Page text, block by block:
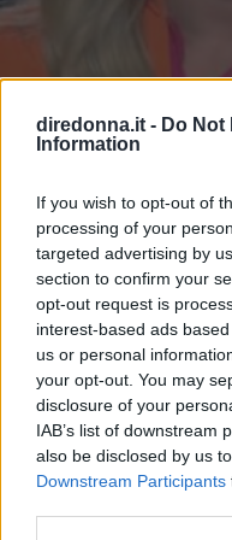
diredonna.it - Do Not
Information
If you wish to opt-out of
processing of your
targeted advertising by
section to confirm your
opt-out request is
interest-based ads
us or personal
your opt-out. You may
disclosure of your
IAB’s list of downstream
also be disclosed by us
Downstream Participants
NEWS
Carolina
confessa: tra
grande sogno
L’attrice della
dice la sua alcune
set.